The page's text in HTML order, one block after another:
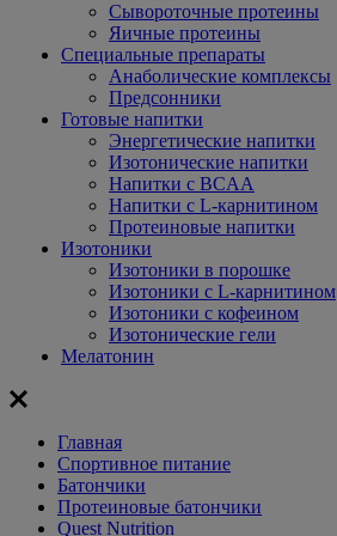
Сывороточные протеины
Яичные протеины
Специальные препараты
Анаболические комплексы
Предсонники
Готовые напитки
Энергетические напитки
Изотонические напитки
Напитки с BCAA
Напитки с L-карнитином
Протеиновые напитки
Изотоники
Изотоники в порошке
Изотоники с L-карнитином
Изотоники с кофеином
Изотонические гели
Мелатонин
Главная
Спортивное питание
Батончики
Протеиновые батончики
Quest Nutrition